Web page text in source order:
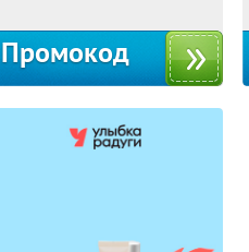
Промокод